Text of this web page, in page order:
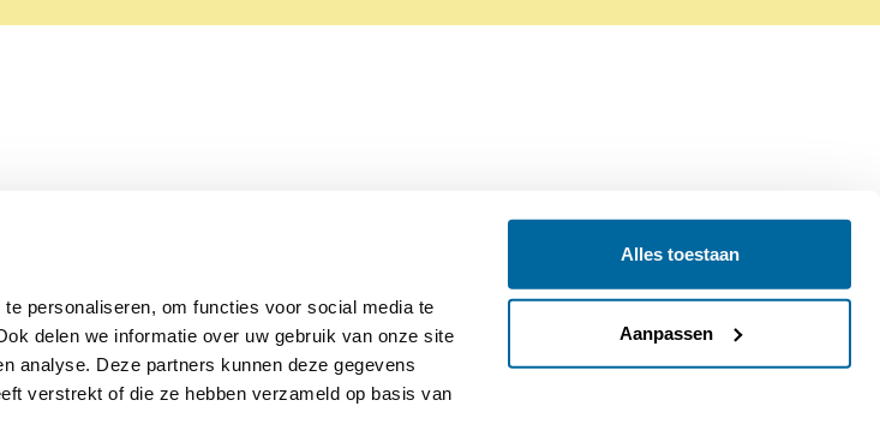
personaliseren, om functies voor social media te
delen we informatie over uw gebruik van onze site
analyse. Deze partners kunnen deze gegevens
verstrekt of die ze hebben verzameld op basis van
Alles toestaan
Aanpassen
Colofon